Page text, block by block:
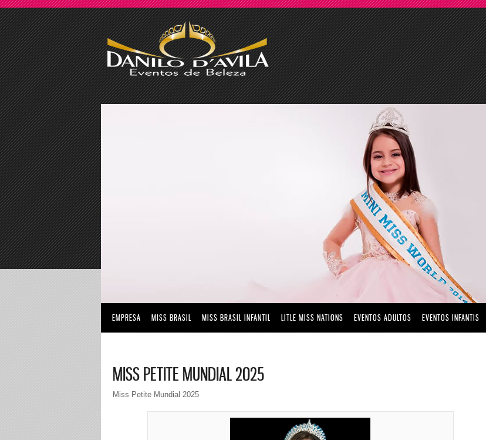
EMPRESA MISS BRASIL MISS BRASIL INFANTIL LITLE MISS NATIONS EVENTOS ADULTOS EVENTOS INFANTIS
MISS PETITE MUNDIAL 2025
Miss Petite Mundial 2025